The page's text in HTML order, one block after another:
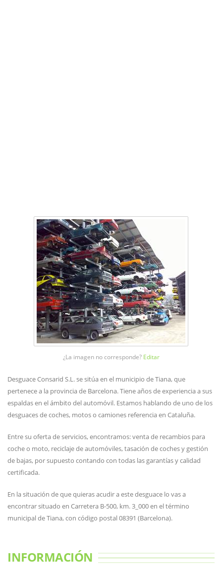
¿La imagen no corresponde? Editar
Desguace Consarid S.L. se sitúa en el municipio de Tiana, que
pertenece a la provincia de Barcelona. Tiene años de experiencia a sus
espaldas en el ámbito del automóvil. Estamos hablando de uno de los
desguaces de coches, motos o camiones referencia en Cataluña.
Entre su oferta de servicios, encontramos: venta de recambios para
coche o moto, reciclaje de automóviles, tasación de coches y gestión
de bajas, por supuesto contando con todas las garantías y calidad
certificada.
En la situación de que quieras acudir a este desguace lo vas a
encontrar situado en Carretera B-500, km. 3_000 en el término
municipal de Tiana, con código postal 08391 (Barcelona).
INFORMACIÓN